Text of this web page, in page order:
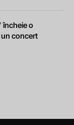
încheie o
concert